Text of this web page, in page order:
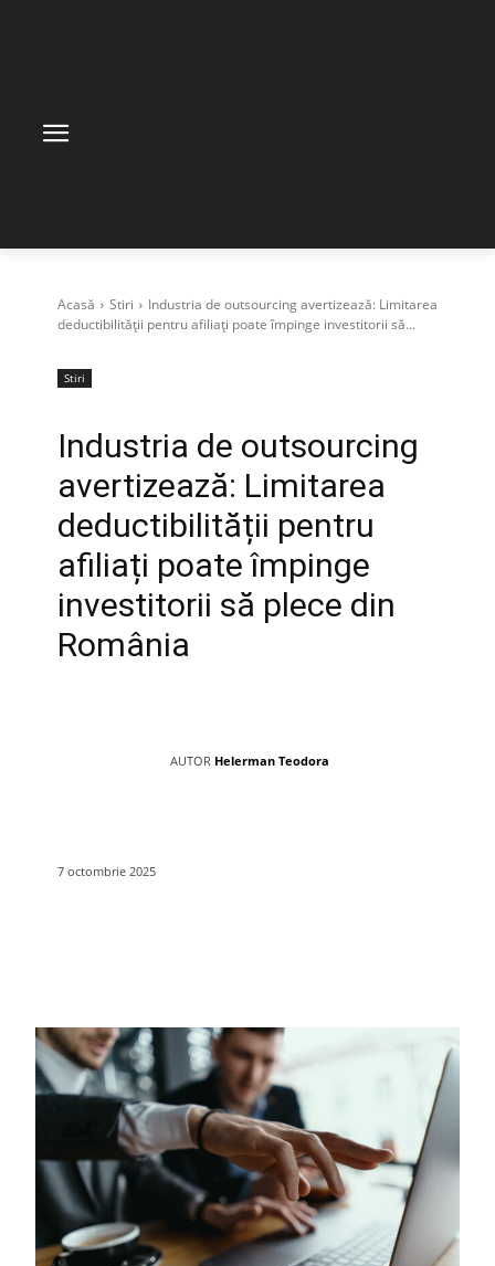
Acasă Stiri
Industria de outsourcing avertizează: Limitarea
deductibilității pentru afiliați poate împinge investitorii să...
Stiri
Industria de outsourcing
avertizează: Limitarea
deductibilității pentru
afiliați poate împinge
investitorii să plece din
România
AUTOR Helerman Teodora
7 octombrie 2025